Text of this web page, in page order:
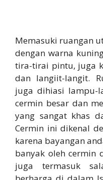
Memasuki ruangan
dengan warna
tira-tirai pintu, juga
dan langiit-langit.
juga dihiasi lampu-
cermin besar dan
yang sangat khas
Cermin ini dikenal
karena bayangan
banyak oleh cermin
juga termasuk